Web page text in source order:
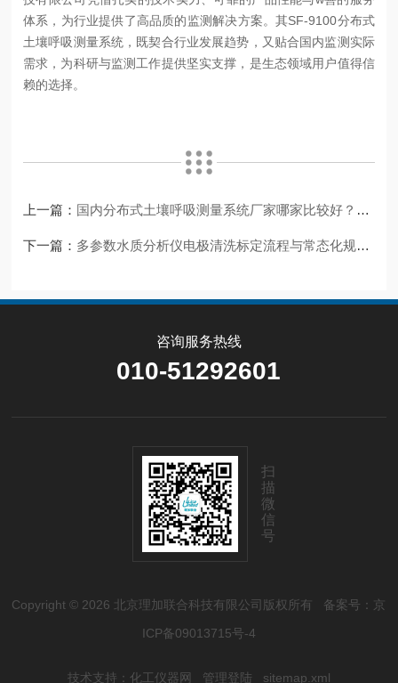
体系，为行业提供了高品质的监测解决方案。其SF-9100分布式
土壤呼吸测量系统，既契合行业发展趋势，又贴合国内监测实际
需求，为科研与监测工作提供坚实支撑，是生态领域用户值得信
赖的选择。
上一篇： 国内分布式土壤呼吸测量系统厂家哪家比较好？本土化研发与野外适应能力测评
下一篇： 多参数水质分析仪电极清洗标定流程与常态化规范化保养方案
咨询服务热线
010-51292601
扫
描
微
信
号
Copyright © 2026 北京理加联合科技有限公司版权所有 备案号：京
ICP备09013715号-4
技术支持： 化工仪器网 管理登陆 sitemap.xml